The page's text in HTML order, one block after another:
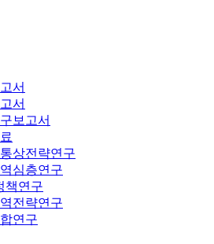
서
서
보고서
상전략연구
심층연구
책연구
전략연구
연구